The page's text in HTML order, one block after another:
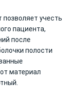
учесть
пациента,
после
полости
материал